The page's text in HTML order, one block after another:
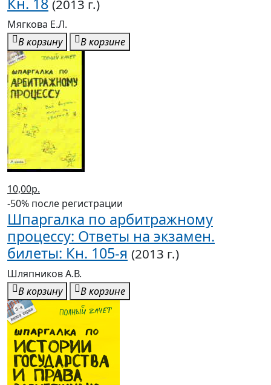
(2013 г.)
Мягкова Е.Л.
В корзину
В корзине
10,00р.
-50% после регистрации
Шпаргалка по арбитражному
процессу: Ответы на экзамен.
билеты: Кн. 105-я (2013 г.)
Шляпников А.В.
В корзину
В корзине